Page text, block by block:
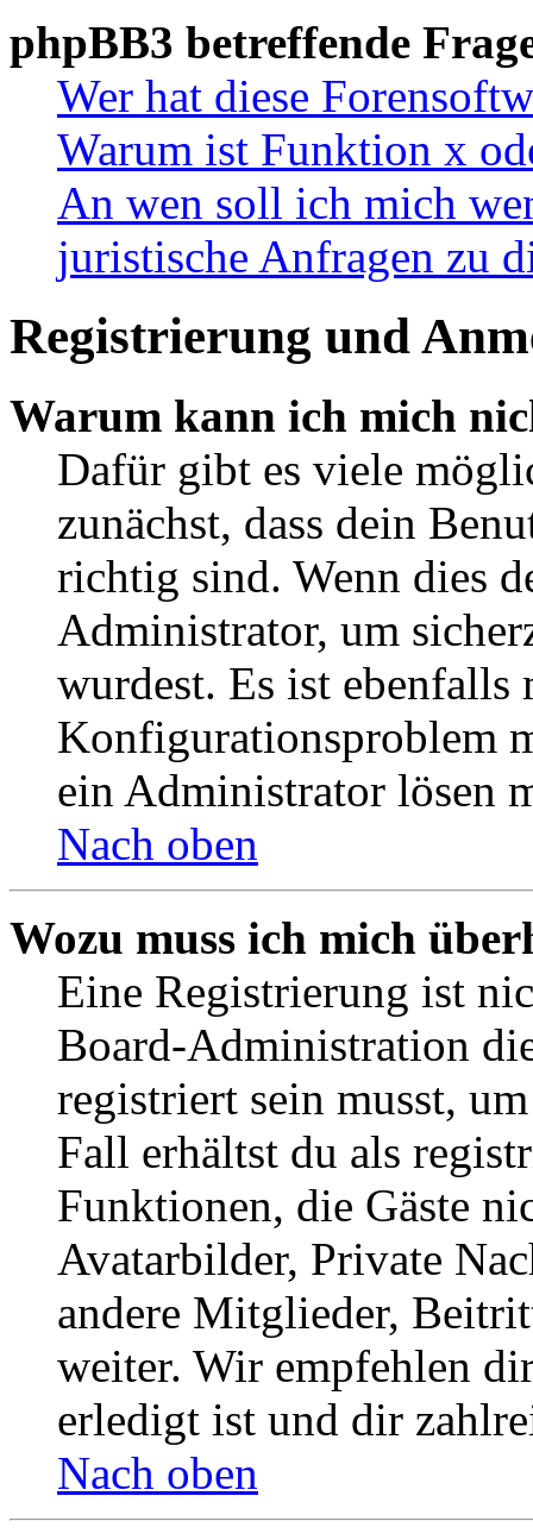
phpBB3 betreffende
Wer hat diese
Warum ist Funktion x
An wen soll ich mich
juristische Anfragen zu
Registrierung und
Warum kann ich mich
Dafür gibt es viele
zunächst, dass dein
richtig sind. Wenn dies
Administrator, um
wurdest. Es ist ebenfalls
Konfigurationsproblem
ein Administrator lösen
Nach oben
Wozu muss ich mich
Eine Registrierung ist
Board-Administration
registriert sein musst,
Fall erhältst du als
Funktionen, die Gäste
Avatarbilder, Private
andere Mitglieder,
weiter. Wir empfehlen
erledigt ist und dir
Nach oben